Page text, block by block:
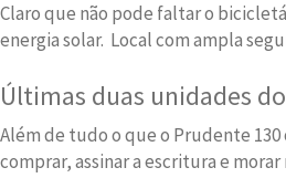
Claro que não pode faltar o
energia solar. Local com ampla
Últimas duas unidades
Além de tudo o que o Prudente
comprar, assinar a escritura e